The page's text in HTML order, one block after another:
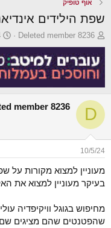
אוף טופיק
שפת הילידים
פ
ו
ת
ח
ה
נ
ו
ש
א
Deleted member 8236
ו
D
member 8236
10/5/24
מעוניין למצוא מקורות על
בעיקר מעוניין למצוא את
מחיפוש בגוגל וויקיפדיה
שהפטנטים שהם מציגים